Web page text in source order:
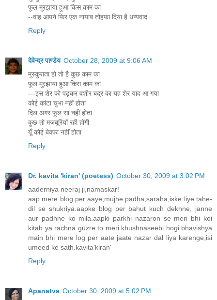
फूल मुरझाया हुआ किस काम का
--वाह आपने फिर एक नायाब तोहफा दिया है धन्यवाद।
Reply
देवेन्द्र पाण्डेय October 28, 2009 at 9:06 AM
मुस्कुराता हो तो है कुछ काम का
फूल मुरझाया हुआ किस काम का
---इस शेर को पढ़कर वशीर बद्र का यह शेर याद आ गया
कोई कांटा चुभा नहीं होता
दिल अगर फूल सा नहीं होता
कुछ तो मजबूरियाँ रही होंगी
यूँ कोई बेवफा नहीं होता
Reply
Dr. kavita 'kiran' (poetess) October 30, 2009 at 3:02 PM
aaderniya neeraj ji,namaskar!
aap mere blog per aaye,mujhe padha,saraha,iske liye tahe-
dil se shukriya.aapke blog per bahut kuch dekhne, janne
aur padhne ko mila.aapki parkhi nazaron se meri bhi koi
kitab ya rachna guzre to meri khushnaseebi hogi.bhavishya
main bhi mere log per aate jaate nazar dal liya karenge,isi
umeed ke sath.kavita'kiran'
Reply
Apanatva October 30, 2009 at 5:02 PM